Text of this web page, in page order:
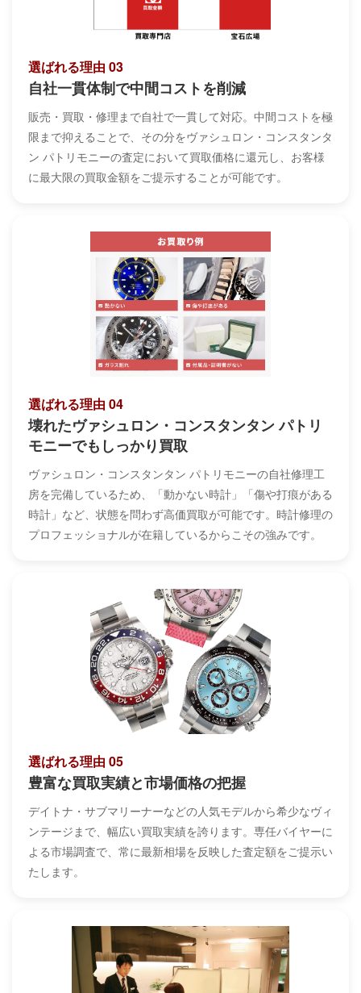
選ばれる理由 03
自社一貫体制で中間コストを削減
販売・買取・修理まで自社で一貫して対応。中間コストを極
限まで抑えることで、その分をヴァシュロン・コンスタンタ
ン パトリモニーの査定において買取価格に還元し、お客様
に最大限の買取金額をご提示することが可能です。
選ばれる理由 04
壊れたヴァシュロン・コンスタンタン パトリ
モニーでもしっかり買取
ヴァシュロン・コンスタンタン パトリモニーの自社修理工
房を完備しているため、「動かない時計」「傷や打痕がある
時計」など、状態を問わず高価買取が可能です。時計修理の
プロフェッショナルが在籍しているからこその強みです。
選ばれる理由 05
豊富な買取実績と市場価格の把握
デイトナ・サブマリーナーなどの人気モデルから希少なヴィ
ンテージまで、幅広い買取実績を誇ります。専任バイヤーに
よる市場調査で、常に最新相場を反映した査定額をご提示い
たします。